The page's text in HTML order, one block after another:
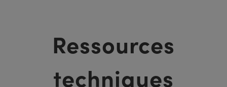
Ressources
techniques